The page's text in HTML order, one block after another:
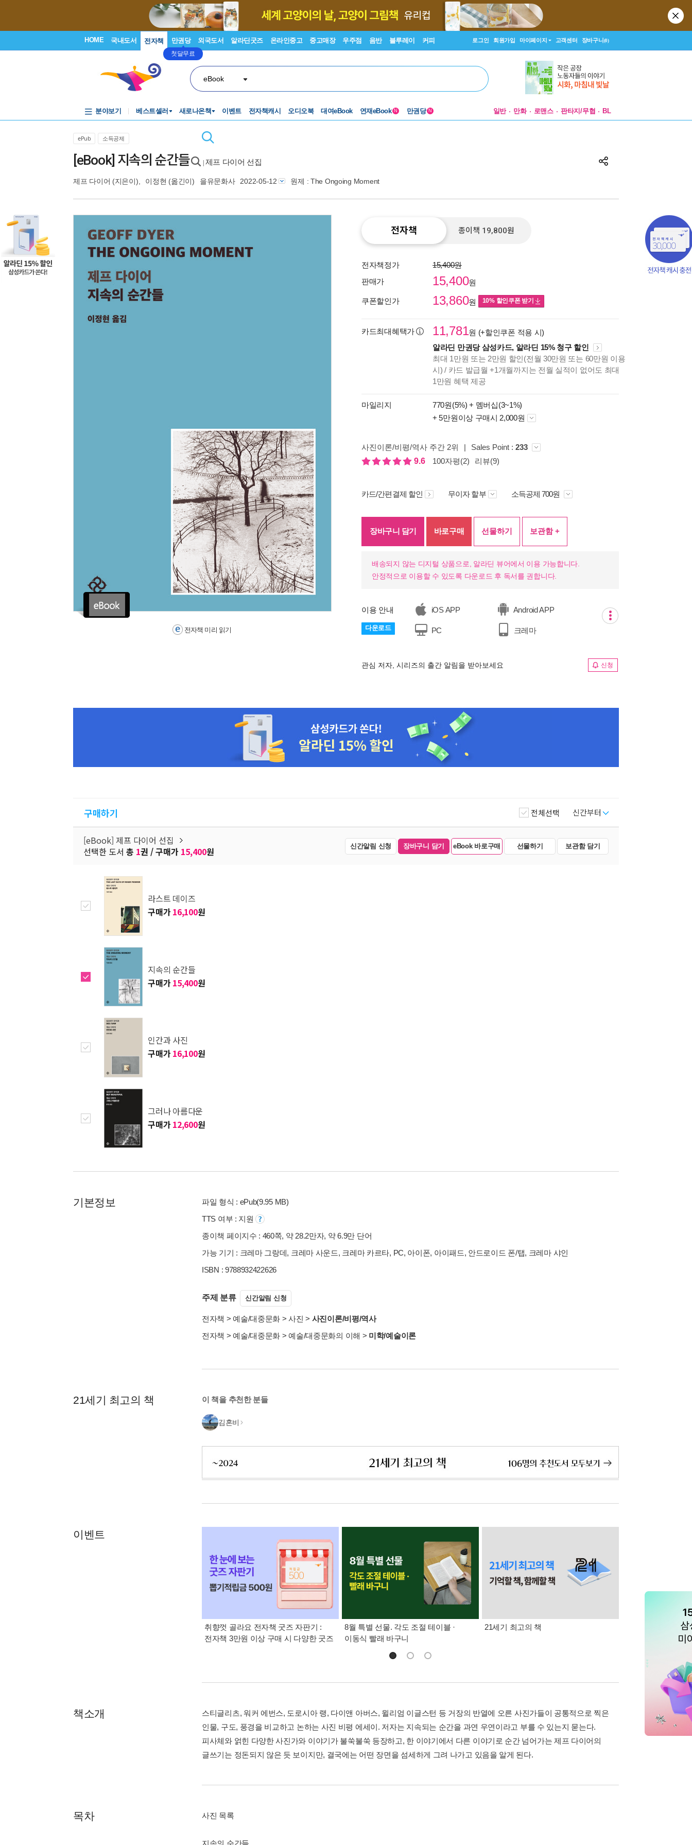
HOME 국내도서 전자책 만권당
첫달무료
외국도서 알라딘굿즈 온라인중고 중고매장 우주점 음반 블루레이 커피 로그인 회원가입 마이페이지 고객센터 장바구니(0)
eBook
분야보기 베스트셀러 새로나온책 이벤트 전자책캐시 오디오북 대여eBook 연재eBook N 만권당 N 일반 만화 로맨스 판타지/무협 BL
ePub 소득공제
[eBook] 지속의 순간들 제프 다이어 선집
제프 다이어 (지은이), 이정현 (옮긴이) 을유문화사 2022-05-12 원제 : The Ongoing Moment
종이책의
미리보기
입니다.
전자책 미리 읽기
전자책 종이책 19,800원
전자책정가
15,400원
판매가
15,400원
쿠폰할인가 13,860원 10% 할인쿠폰 받기
카드최대혜택가 11,781원 (+할인쿠폰 적용 시)
알라딘 만권당 삼성카드, 알라딘 15% 청구 할인
최대 1만원 또는 2만원 할인(전월 30만원 또는 60만원 이용
시) / 카드 발급월 +1개월까지는 전월 실적이 없어도 최대
1만원 혜택 제공
마일리지 770원(5%) + 멤버십(3~1%)
+ 5만원이상 구매시 2,000원
사진이론/비평/역사 주간 2위 | Sales Point : 233
9.6
100자평(2) 리뷰(9)
카드/간편결제 할인 무이자 할부 소득공제 700원
장바구니 담기 바로구매 선물하기 보관함 +
배송되지 않는 디지털 상품으로, 알라딘 뷰어에서 이용 가능합니다.
안정적으로 이용할 수 있도록 다운로드 후 독서를 권합니다.
이용 안내
다운로드
iOS APP Android APP
PC 크레마
관심 저자, 시리즈의 출간 알림을 받아보세요 신청
구매하기 신간부터
전체선택
[eBook] 제프 다이어 선집
선택한 도서 총 1권 / 구매가 15,400원 신간알림 신청 장바구니 담기 eBook 바로구매 선물하기 보관함 담기
라스트 데이즈
구매가 16,100원
지속의 순간들
구매가 15,400원
인간과 사진
구매가 16,100원
그러나 아름다운
구매가 12,600원
기본정보
파일 형식 : ePub(9.95 MB)
TTS 여부 : 지원
종이책 페이지수 : 460쪽, 약 28.2만자, 약 6.9만 단어
가능 기기 : 크레마 그랑데, 크레마 사운드, 크레마 카르타, PC, 아이폰, 아이패드, 안드로이드 폰/탭, 크레마 샤인
ISBN : 9788932422626
주제 분류 신간알림 신청
전자책 > 예술/대중문화 >사진 > 사진이론/비평/역사
전자책 > 예술/대중문화 > 예술/대중문화의 이해 > 미학/예술이론
21세기 최고의 책 이 책을 추천한 분들
김혼비
이벤트
취향껏 골라요 전자책 굿즈 자판기 :
전자책 3만원 이상 구매 시 다양한 굿즈
8월 특별 선물. 각도 조절 테이블 ·
이동식 빨래 바구니
21세기 최고의 책 삼성카드가 쏜다! 알
책소개
스티글리츠, 워커 에번스, 도로시아 랭, 다이앤 아버스, 윌리엄 이글스턴 등 거장의 반열에 오른 사진가들이 공통적으로 찍은
인물, 구도, 풍경을 비교하고 논하는 사진 비평 에세이. 저자는 지속되는 순간을 과연 우연이라고 부를 수 있는지 묻는다.
피사체와 얽힌 다양한 사진가와 이야기가 불쑥불쑥 등장하고, 한 이야기에서 다른 이야기로 순간 넘어가는 제프 다이어의
글쓰기는 정돈되지 않은 듯 보이지만, 결국에는 어떤 장면을 섬세하게 그려 나가고 있음을 알게 된다.
목차 사진 목록
지속의 순간들